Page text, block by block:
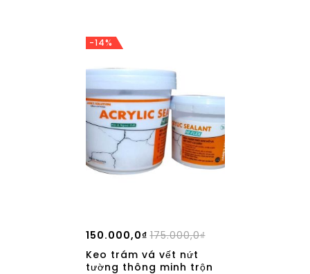
-14%
175.000,0₫
150.000,0₫
Keo trám vá vết nứt
tường thông minh trộn